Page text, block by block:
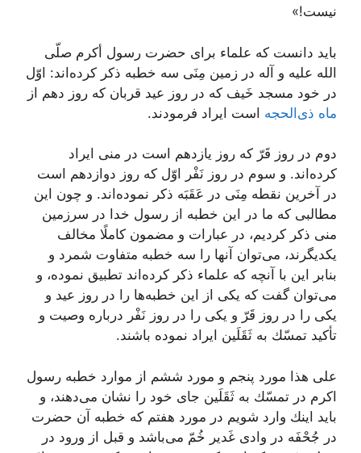
نیست!»
باید دانست كه علماء براى حضرت رسول أكرم صلّى
الله علیه و آله در زمین مِنَى سه خطبه ذكر كرده‌اند: اوّل
در خود مسجد خَیف كه در روز عید قربان‌ كه روز دهم از
ماه ذى‌الحجه است ایراد فرمودند.
دوم در روز قَرّ كه روز یازدهم‌ است در منى ایراد
كرده‌اند. و سوم در روز نَفْر اوّل‌ كه روز دوازدهم است
در آخرین نقطه مِنَى در عَقَبَه ذكر نموده‌اند. و چون این
مطالبى كه ما در این خطبه از رسول خدا در سرزمین
منى ذكر كردیم، در عبارات و مضمون كاملًا مخالف
یكدیگرند، مى‌توان آنها را سه خطبه متفاوت شمرد و
بنابر این با آنچه كه علماء ذكر كرده‌اند تطبیق نموده، و
مى‌توان گفت كه یكى از این خطبه‌ها را در روز عید و
یكى را در روز قَرّ و یكى را در روز نَفْر درباره وصیت و
تأكید تمسّك به ثَقَلَین ایراد نموده باشند.
على هذا مورد پنجم و مورد ششم از موارد خطبه رسول
اكرم در تمسّك به ثَقَلَین جاى خود را نشان مى‌دهند، و
باید اینك وارد شویم در مورد هفتم كه خطبه آن حضرت
در جُحْفَه در وادى غَدیر خُمّ‌ مى‌باشد و قبل از ورود در